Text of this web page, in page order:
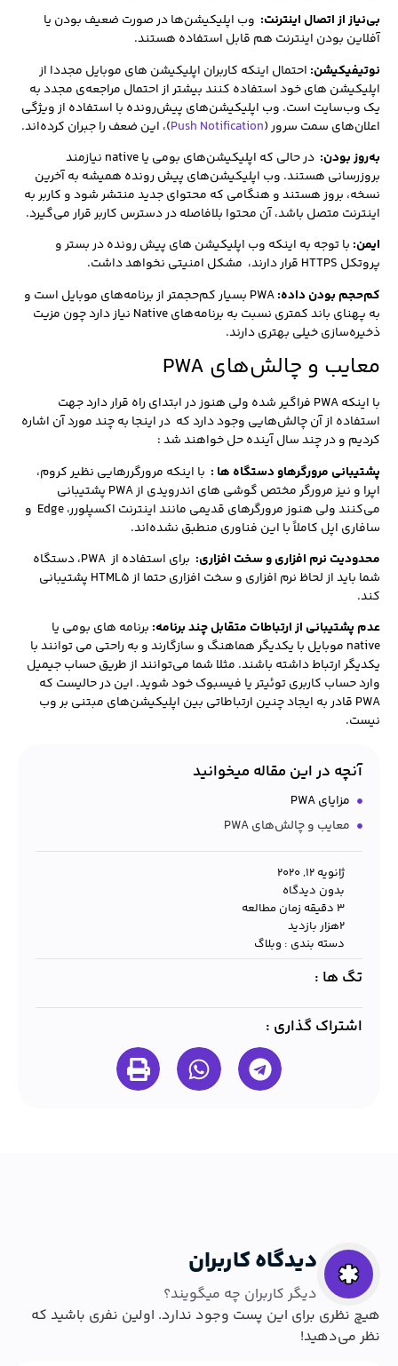
بی‌نیاز از اتصال اینترنت: وب اپلیکیشن‌ها در صورت ضعیف بودن یا
آفلاین بودن اینترنت هم قابل استفاده هستند.
نوتیفیکیشن: احتمال اینکه کاربران اپلیکیشن های موبایل مجددا از
اپلیکیشن های خود استفاده کنند بیشتر از احتمال مراجعه‌ی مجدد به
یک‌ وب‌سایت است. وب اپلیکیشن‌های پیش‌رونده با استفاده از ویژگی‌
اعلان‌های سمت سرور (Push Notification)، این ضعف را جبران کرده‌اند.
به‌روز بودن:
در حالی که اپلیکیشن‌های بومی یا native نیازمند
بروزرسانی هستند. وب اپلیکیشن‌های پیش رونده همیشه به آخرین
نسخه، بروز هستند و هنگامی که محتوای جدید منتشر شود و کاربر به
اینترنت متصل باشد، آن محتوا بلافاصله در دسترس کاربر قرار می‌گیرد.
ایمن: با توجه به اینکه وب اپلیکیشن های پیش رونده در بستر و
پروتکل HTTPS قرار دارند، مشکل امنیتی نخواهد داشت.
کم‌حجم بودن داده:
PWA بسیار کم‌حجمتر از برنامه‌های موبایل است و
به پهنای باند کمتری نسبت به برنامه‌های Native نیاز دارد چون مزیت
ذخیره‌سازی خیلی بهتری دارند.
معایب و چالش‌های PWA
با اینکه PWA فراگیر شده ولی هنوز در ابتدای راه قرار دارد جهت
استفاده از آن چالش‌هایی وجود دارد که در اینجا به چند مورد آن اشاره
کردیم و در چند سال آینده حل خواهند شد :
پشتیبانی مرورگرهاو دستگاه ها : با اینکه مرورگررهایی نظیر کروم،
اپرا و نیز مرورگر مختص گوشی های اندرویدی از PWA پشتیبانی
می‌کنند ولی هنوز مرورگرهای قدیمی مانند اینترنت اکسپلورر، Edge و
سافاری اپل کاملاً با این فناوری منطبق نشده‌اند.
محدودیت نرم افزاری و سخت افزاری:
برای استفاده از PWA، دستگاه
شما باید از لحاظ نرم افزاری و سخت افزاری حتما از HTML5 پشتیبانی
کند.
عدم پشتیبانی از ارتباطات متقابل چند برنامه: برنامه های بومی یا
native موبایل با یکدیگر هماهنگ و سازگارند و به راحتی می توانند با
یکدیگر ارتباط داشته باشند. مثلا شما می‌توانند از طریق حساب جیمیل
وارد حساب کاربری توئیتر یا فیسبوک خود شوید. این در حالیست که
PWA قادر به ایجاد چنین ارتباطاتی بین اپلیکیشن‌های مبتنی بر وب
نیست.
آنچه در این مقاله میخوانید
مزایای PWA
معایب و چالش‌های PWA
ژانویه 12, 2020
بدون دیدگاه
3 دقیقه زمان مطالعه
۲هزار بازدید
دسته بندی : وبلاگ
تگ ها :
اشتراک گذاری :
دیدگاه کاربران
دیگر کاربران چه میگویند؟
هیچ نظری برای این پست وجود ندارد. اولین نفری باشید که
نظر می‌دهید!